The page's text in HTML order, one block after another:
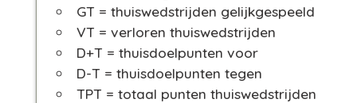
GT = thuiswedstrijden gelijkgespeeld
VT = verloren thuiswedstrijden
D+T = thuisdoelpunten voor
D-T = thuisdoelpunten tegen
TPT = totaal punten thuiswedstrijden